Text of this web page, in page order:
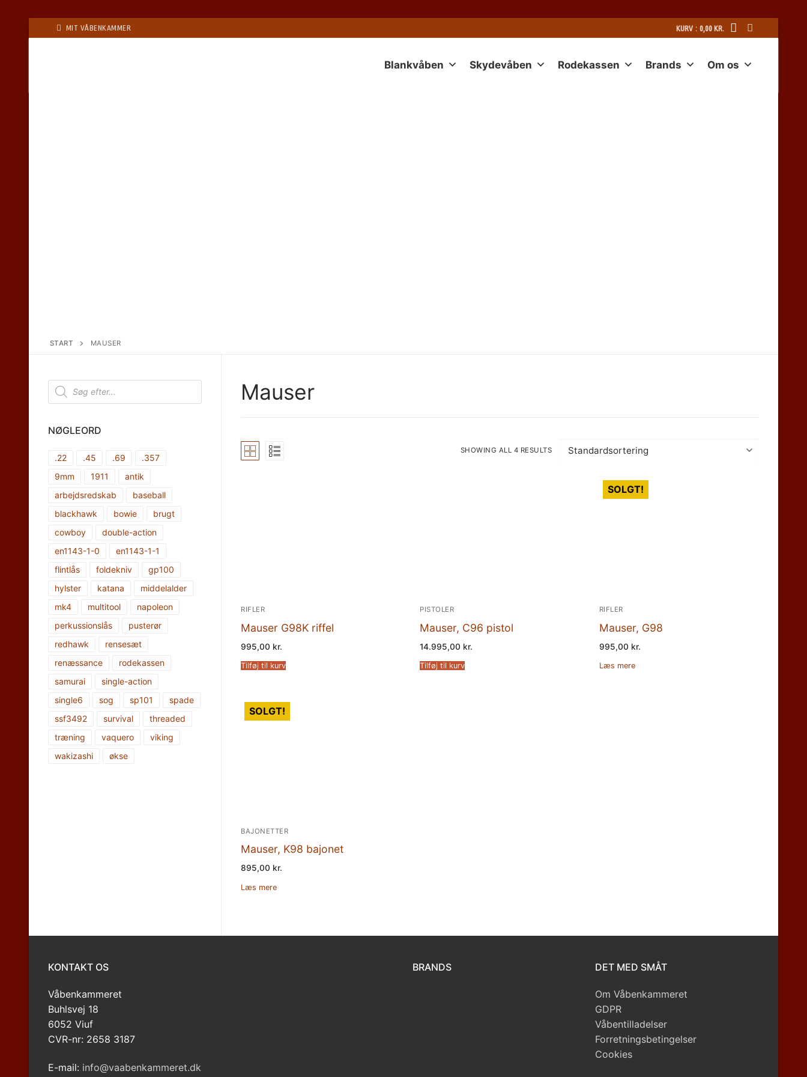
Spring
til
MIT VÅBENKAMMER KURV : 0,00KR.
Blankvåben Skydevåben Rodekassen Brands Om os
START MAUSER
Mauser
SHOWING ALL 4 RESULTS
RIFLER
Mauser G98K riffel
995,00 kr.
Tilføj til kurv
PISTOLER
Mauser, C96 pistol
14.995,00 kr.
Tilføj til kurv
RIFLER
SOLGT!
Mauser, G98
995,00 kr.
Læs mere
BAJONETTER
SOLGT!
Mauser, K98 bajonet
895,00 kr.
Læs mere
Products
search
NØGLEORD
.22 .45 .69
.357
9mm
1911
antik
arbejdsredskab
baseball
blackhawk
bowie
brugt
cowboy
double-action
en1143-1-0
en1143-1-1
flintlås
foldekniv
gp100
hylster
katana
middelalder
mk4
multitool
napoleon
perkussionslås
pusterør
redhawk
rensesæt
renæssance
rodekassen
samurai
single-action
single6
sog sp101
spade
ssf3492
survival
threaded
træning
vaquero
viking
wakizashi
økse
KONTAKT OS
Våbenkammeret
Buhlsvej 18
6052 Viuf
CVR-nr: 2658 3187
E-mail: info@vaabenkammeret.dk
BRANDS DET MED SMÅT
Om Våbenkammeret
GDPR
Våbentilladelser
Forretningsbetingelser
Cookies